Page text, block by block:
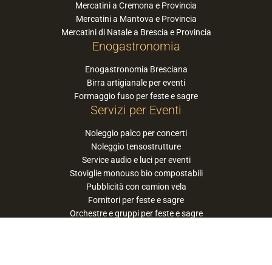
Mercatini a Cremona e Provincia
Mercatini a Mantova e Provincia
Mercatini di Natale a Brescia e Provincia
Enogastronomia
Enogastronomia Bresciana
Birra artigianale per eventi
Formaggio fuso per feste e sagre
Servizi per Eventi
Noleggio palco per concerti
Noleggio tensostrutture
Service audio e luci per eventi
Stoviglie monouso bio compostabili
Pubblicità con camion vela
Fornitori per feste e sagre
Orchestre e gruppi per feste e sagre